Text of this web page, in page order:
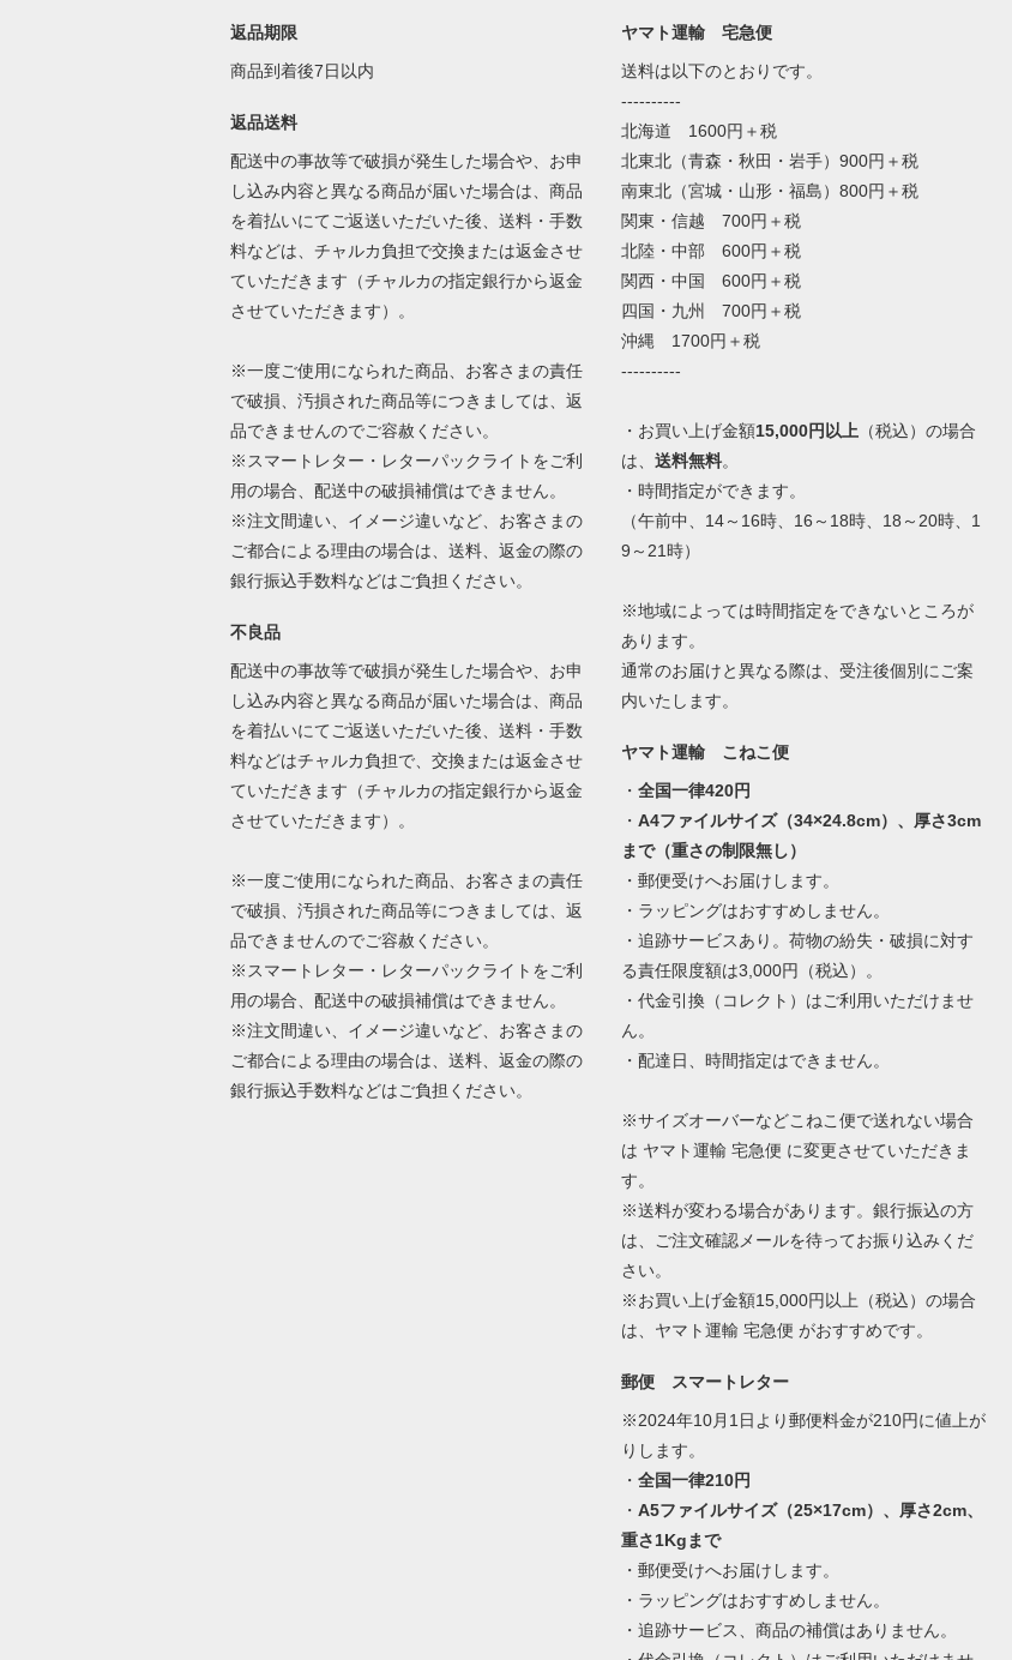
返品期限
商品到着後7日以内
返品送料
配送中の事故等で破損が発生した場合や、お申
し込み内容と異なる商品が届いた場合は、商品
を着払いにてご返送いただいた後、送料・手数
料などは、チャルカ負担で交換または返金させ
ていただきます（チャルカの指定銀行から返金
させていただきます）。
※一度ご使用になられた商品、お客さまの責任
で破損、汚損された商品等につきましては、返
品できませんのでご容赦ください。
※スマートレター・レターパックライトをご利
用の場合、配送中の破損補償はできません。
※注文間違い、イメージ違いなど、お客さまの
ご都合による理由の場合は、送料、返金の際の
銀行振込手数料などはご負担ください。
不良品
配送中の事故等で破損が発生した場合や、お申
し込み内容と異なる商品が届いた場合は、商品
を着払いにてご返送いただいた後、送料・手数
料などはチャルカ負担で、交換または返金させ
ていただきます（チャルカの指定銀行から返金
させていただきます）。
※一度ご使用になられた商品、お客さまの責任
で破損、汚損された商品等につきましては、返
品できませんのでご容赦ください。
※スマートレター・レターパックライトをご利
用の場合、配送中の破損補償はできません。
※注文間違い、イメージ違いなど、お客さまの
ご都合による理由の場合は、送料、返金の際の
銀行振込手数料などはご負担ください。
ヤマト運輸 宅急便
送料は以下のとおりです。
----------
北海道 1600円＋税
北東北（青森・秋田・岩手）900円＋税
南東北（宮城・山形・福島）800円＋税
関東・信越 700円＋税
北陸・中部 600円＋税
関西・中国 600円＋税
四国・九州 700円＋税
沖縄 1700円＋税
----------
・お買い上げ金額15,000円以上 （税込）の場合
は、送料無料。
・時間指定ができます。
（午前中、14～16時、16～18時、18～20時、1
9～21時）
※地域によっては時間指定をできないところが
あります。
通常のお届けと異なる際は、受注後個別にご案
内いたします。
ヤマト運輸 こねこ便
・全国一律420円
・A4ファイルサイズ（34×24.8cm）、厚さ3cm
まで（重さの制限無し）
・郵便受けへお届けします。
・ラッピングはおすすめしません。
・追跡サービスあり。荷物の紛失・破損に対す
る責任限度額は3,000円（税込）。
・代金引換（コレクト）はご利用いただけませ
ん。
・配達日、時間指定はできません。
※サイズオーバーなどこねこ便で送れない場合
は ヤマト運輸 宅急便 に変更させていただきま
す。
※送料が変わる場合があります。銀行振込の方
は、ご注文確認メールを待ってお振り込みくだ
さい。
※お買い上げ金額15,000円以上（税込）の場合
は、ヤマト運輸 宅急便 がおすすめです。
郵便 スマートレター
※2024年10月1日より郵便料金が210円に値上が
りします。
・全国一律210円
・A5ファイルサイズ（25×17cm）、厚さ2cm、
重さ1Kgまで
・郵便受けへお届けします。
・ラッピングはおすすめしません。
・追跡サービス、商品の補償はありません。